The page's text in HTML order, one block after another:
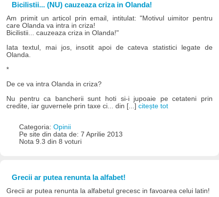
Bicilistii... (NU) cauzeaza criza in Olanda!
Am primit un articol prin email, intitulat: "Motivul uimitor pentru
care Olanda va intra in criza!
Bicilistii... cauzeaza criza in Olanda!"
Iata textul, mai jos, insotit apoi de cateva statistici legate de
Olanda.
*
De ce va intra Olanda in criza?
Nu pentru ca bancherii sunt hoti si-i jupoaie pe cetateni prin
credite, iar guvernele prin taxe ci... din [...]citește tot
Categoria: Opinii
Pe site din data de: 7 Aprilie 2013
Nota 9.3 din 8 voturi
Grecii ar putea renunta la alfabet!
Grecii ar putea renunta la alfabetul grecesc in favoarea celui latin!